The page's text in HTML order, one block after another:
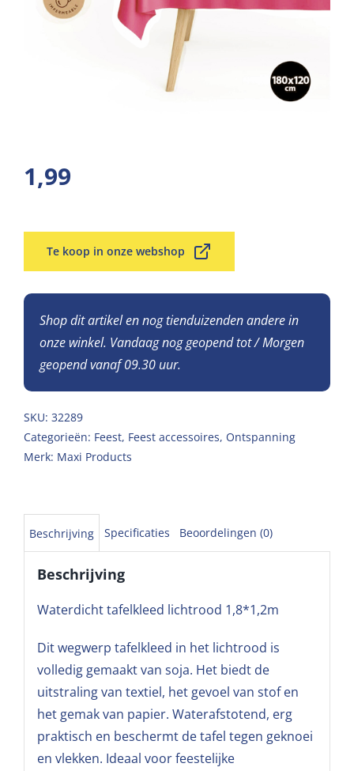
1,99
Te koop in onze webshop
Shop dit artikel en nog tienduizenden andere in
onze winkel. Vandaag nog geopend tot / Morgen
geopend vanaf 09.30 uur.
SKU: 32289
Categorieën: Feest, Feest accessoires, Ontspanning
Merk: Maxi Products
Beschrijving Specificaties Beoordelingen (0)
Beschrijving
Waterdicht tafelkleed lichtrood 1,8*1,2m
Dit wegwerp tafelkleed in het lichtrood is
volledig gemaakt van soja. Het biedt de
uitstraling van textiel, het gevoel van stof en
het gemak van papier. Waterafstotend, erg
praktisch en beschermt de tafel tegen geknoei
en vlekken. Ideaal voor feestelijke